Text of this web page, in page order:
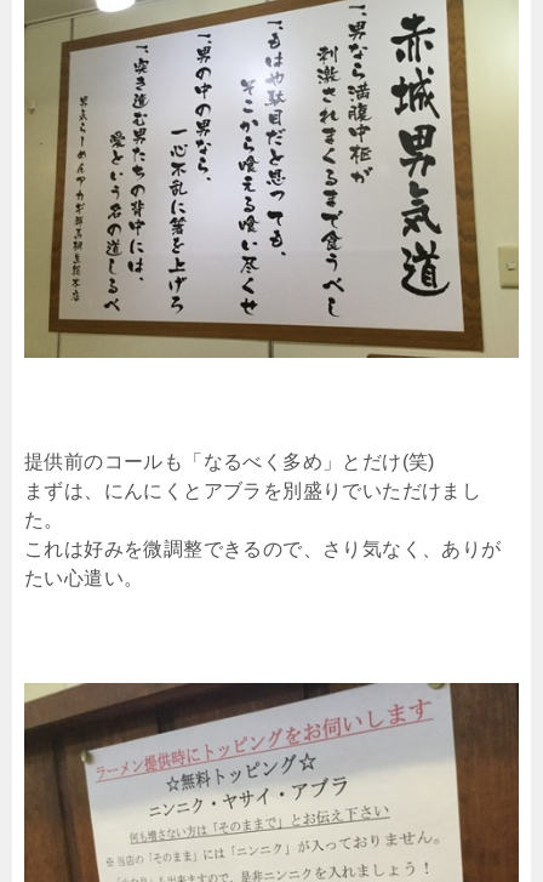
提供前のコールも「なるべく多め」とだけ(笑)
まずは、にんにくとアブラを別盛りでいただけまし
た。
これは好みを微調整できるので、さり気なく、ありが
たい心遣い。